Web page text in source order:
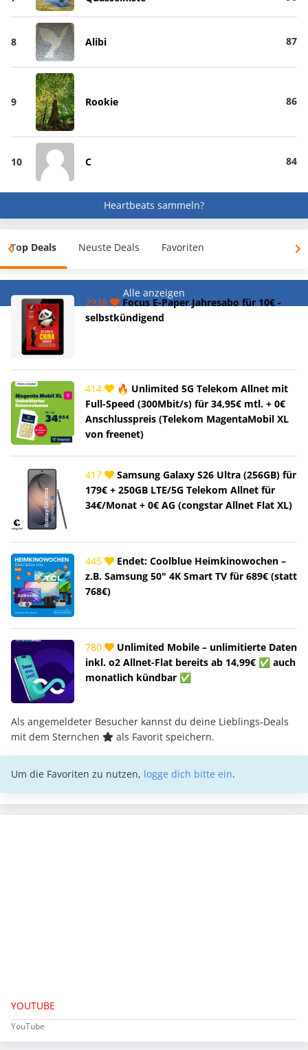
8 Alibi 87
9 Rookie 86
10 C 84
Heartbeats sammeln?
Top Deals Neuste Deals Favoriten
Alle anzeigen
2938
Focus E-Paper Jahresabo für 10€ -
selbstkündigend
414
🔥 Unlimited 5G Telekom Allnet mit
Full-Speed (300Mbit/s) für 34,95€ mtl. + 0€
Anschlusspreis (Telekom MagentaMobil XL
von freenet)
417
Samsung Galaxy S26 Ultra (256GB) für
179€ + 250GB LTE/5G Telekom Allnet für
34€/Monat + 0€ AG (congstar Allnet Flat XL)
445
Endet: Coolblue Heimkinowochen –
z.B. Samsung 50" 4K Smart TV für 689€ (statt
768€)
780
Unlimited Mobile – unlimitierte Daten
inkl. o2 Allnet-Flat bereits ab 14,99€ ✅ auch
monatlich kündbar ✅
Als angemeldeter Besucher kannst du deine Lieblings-Deals
mit dem Sternchen
als Favorit speichern.
Um die Favoriten zu nutzen, logge dich bitte ein.
YOUTUBE
YouTube